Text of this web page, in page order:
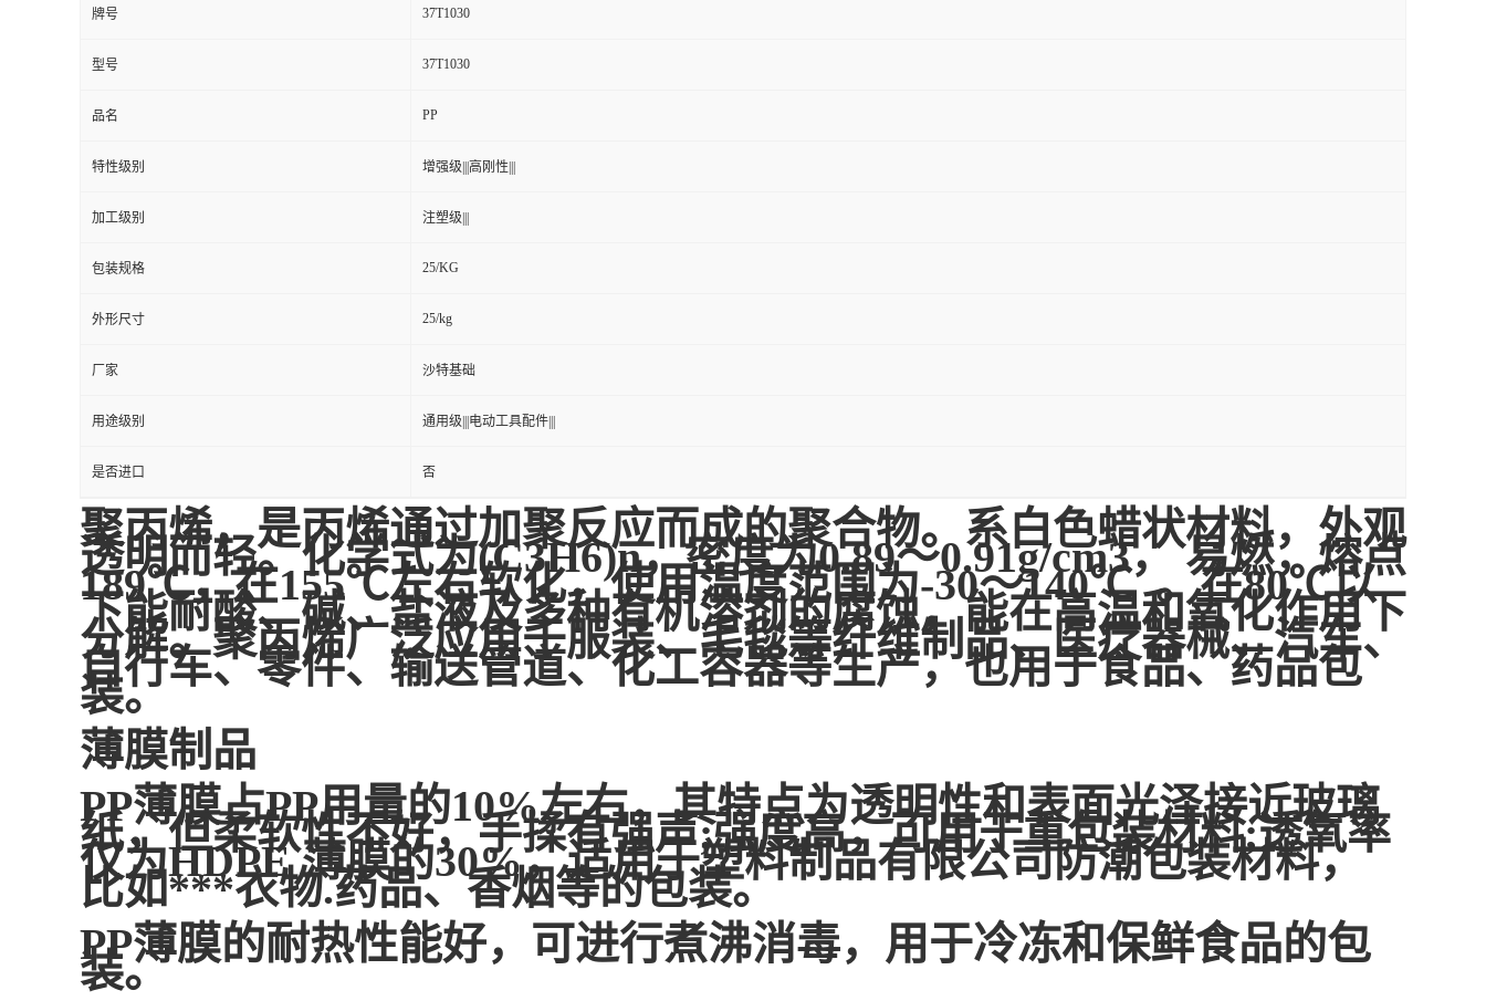
牌号 37T1030
型号 37T1030
品名 PP
特性级别 增强级|||高刚性|||
加工级别 注塑级|||
包装规格 25/KG
外形尺寸 25/kg
厂家 沙特基础
用途级别 通用级|||电动工具配件|||
是否进口 否
聚丙烯，是丙烯通过加聚反应而成的聚合物。系白色蜡状材料，外观
透明而轻。化学式为(C3H6)n，密度为0.89～0.91g/cm3， 易燃，熔点
189℃，在155℃左右软化，使用温度范围为-30～140℃ 。在80℃以
下能耐酸、碱、盐液及多种有机溶剂的腐蚀，能在高温和氧化作用下
分解。聚丙烯广泛应用于服装、毛毯等纤维制品、医疗器械、汽车、
自行车、零件、输送管道、化工容器等生产，也用于食品、药品包
装。
薄膜制品
PP薄膜占PP用量的10%左右，其特点为透明性和表面光泽接近玻璃
纸，但柔软性不好，手揉有强声;强度高，可用于重包装材料;透氧率
仅为HDPE 薄膜的30%，适用于塑料制品有限公司防潮包装材料，
比如***衣物.药品、香烟等的包装。
PP薄膜的耐热性能好，可进行煮沸消毒，用于冷冻和保鲜食品的包
装。